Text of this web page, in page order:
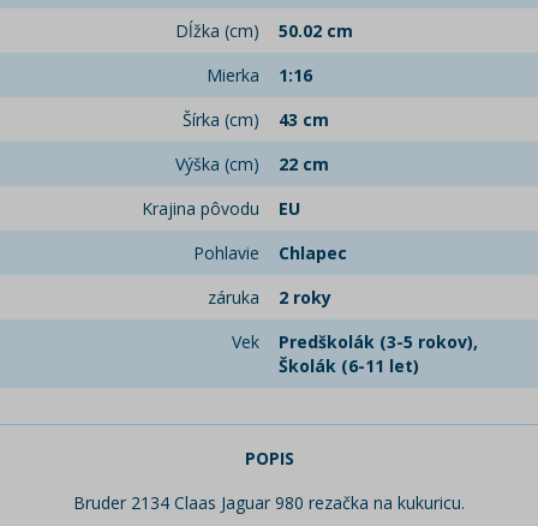
Dĺžka (cm)
50.02 cm
Mierka
1:16
Šírka (cm)
43 cm
Výška (cm)
22 cm
Krajina pôvodu
EU
Pohlavie
Chlapec
záruka
2 roky
Vek
Predškolák (3-5 rokov),
Školák (6-11 let)
POPIS
Bruder 2134 Claas Jaguar 980 rezačka na kukuricu.